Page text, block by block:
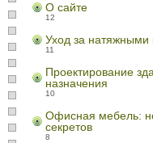
О сайте
12
Уход за натяжными
11
Проектирование
назначения
10
Офисная мебель:
секретов
8